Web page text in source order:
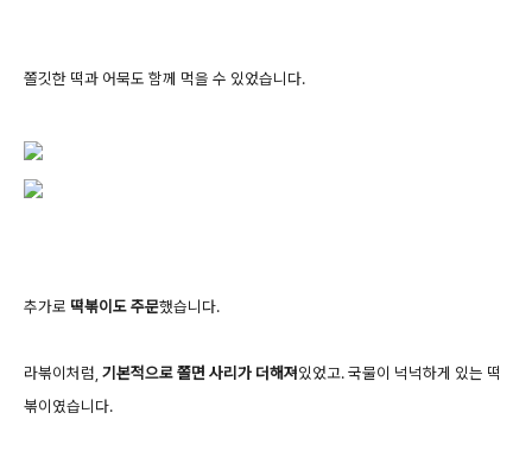
쫄깃한 떡과 어묵도 함께 먹을 수 있었습니다.
추가로 떡볶이도 주문했습니다.
라볶이처럼, 기본적으로 쫄면 사리가 더해져있었고. 국물이 넉넉하게 있는 떡
볶이였습니다.